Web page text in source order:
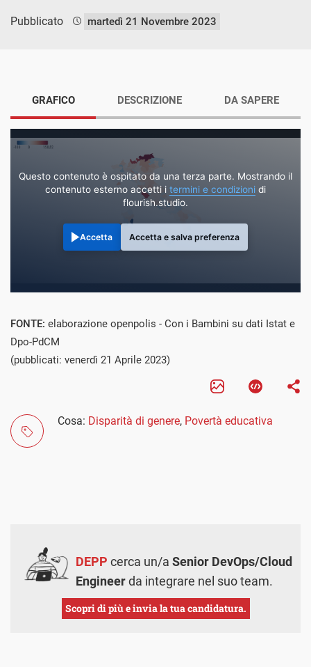
Pubblicato martedì 21 Novembre 2023
GRAFICO
Questo contenuto è ospitato da una terza parte. Mostrando il
contenuto esterno accetti i termini e condizioni di
flourish.studio.
Accetta Accetta e salva preferenza
DESCRIZIONE DA SAPERE
FONTE: elaborazione openpolis - Con i Bambini su dati Istat e
Dpo-PdCM
(pubblicati: venerdì 21 Aprile 2023)
Cosa: Disparità di genere, Povertà educativa
DEPP cerca un/a Senior DevOps/Cloud
Engineerda integrare nel suo team.
Scopri di più e invia la tua candidatura.